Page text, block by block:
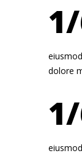
dolore